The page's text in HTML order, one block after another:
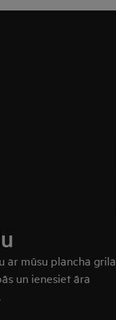
ar mūsu plancha grila
un ienesiet āra